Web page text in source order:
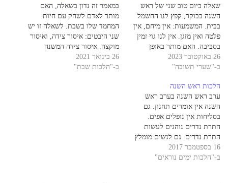
שאלה ביום טוב שני של ראש
השנה בבוקר, קפץ לנו החשמל
בבית. המשמעות: אין מיחם, אין
פלטה ואין מזגן. אין לנו גוי זמין
בסביבה. האם מותר באופן
כלשהו להרים את מתג הפחת,
כדי להחזיר את החשמל? תשובה
הפחת אפילו בשינוי. במקרה
שהבית יהיה חשוך…
26 באוקטובר 2023
ב-"שערי תשובה"
במאמר זה נדון בשאלה, האם
מותר לאדם לשחק עם חיות
המחמד שלו בשבת. לשאלה זו יש
שני היבטים: איסור צידה, ואיסור
מוקצה. איסור צידה המשנה
במסכת שבת (קו. – קו:) אומרת:
רבי יהודה אומר: הצד צפור
26 בינואר 2021
ב-"הלכות שבת"
הלכות ראש השנה
ערב ראש השנה בערב ראש
השנה אין אומרים תחנון. גם
בסליחות אין נופלים אפים.
התרת נדרים נוהגים לעשות
התרת נדרים. גם לנשים מומלץ
לעשות התרת נדרים. מי שלא
מגיעה בעצמה להתרת נדרים
16 בספטמבר 2017
ב-"הלכות ימים נוראים"